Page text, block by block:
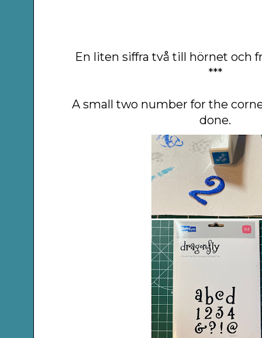
En liten siffra två till hörnet och
***
A small two number for the
done.